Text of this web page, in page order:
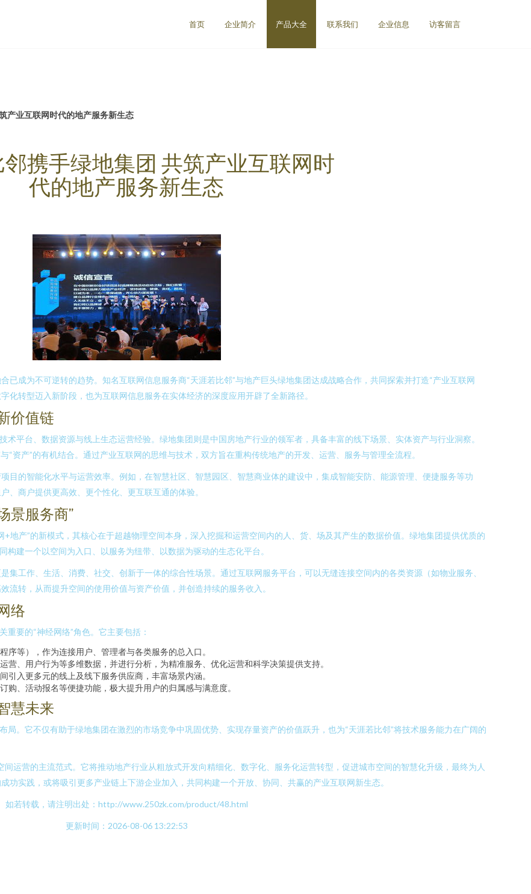
首页 企业简介 产品大全 联系我们 企业信息 访客留言
产业互联网时代的地产服务新生态
携手绿地集团 共筑产业互联网时
代的地产服务新生态
已成为不可逆转的趋势。知名互联网信息服务商“天涯若比邻”与地产巨头绿地集团达成战略合作，共同探索并打造“产业互联网
化转型迈入新阶段，也为互联网信息服务在实体经济的深度应用开辟了全新路径。
价值链
术平台、数据资源与线上生态运营经验。绿地集团则是中国房地产行业的领军者，具备丰富的线下场景、实体资产与行业洞察。
“资产”的有机结合。通过产业互联网的思维与技术，双方旨在重构传统地产的开发、运营、服务与管理全流程。
目的智能化水平与运营效率。例如，在智慧社区、智慧园区、智慧商业体的建设中，集成智能安防、能源管理、便捷服务等功
、商户提供更高效、更个性化、更互联互通的体验。
景服务商”
地产”的新模式，其核心在于超越物理空间本身，深入挖掘和运营空间内的人、货、场及其产生的数据价值。绿地集团提供优质的
建一个以空间为入口、以服务为纽带、以数据为驱动的生态化平台。
集工作、生活、消费、社交、创新于一体的综合性场景。通过互联网服务平台，可以无缝连接空间内的各类资源（如物业服务、
转，从而提升空间的使用价值与资产价值，并创造持续的服务收入。
络
要的“神经网络”角色。它主要包括：
序等），作为连接用户、管理者与各类服务的总入口。
营、用户行为等多维数据，并进行分析，为精准服务、优化运营和科学决策提供支持。
引入更多元的线上及线下服务供应商，丰富场景内涵。
购、活动报名等便捷功能，极大提升用户的归属感与满意度。
慧未来
局。它不仅有助于绿地集团在激烈的市场竞争中巩固优势、实现存量资产的价值跃升，也为“天涯若比邻”将技术服务能力在广阔的
运营的主流范式。它将推动地产行业从粗放式开发向精细化、数字化、服务化运营转型，促进城市空间的智慧化升级，最终为人
功实践，或将吸引更多产业链上下游企业加入，共同构建一个开放、协同、共赢的产业互联网新生态。
如若转载，请注明出处：http://www.250zk.com/product/48.html
更新时间：2026-08-06 13:22:53